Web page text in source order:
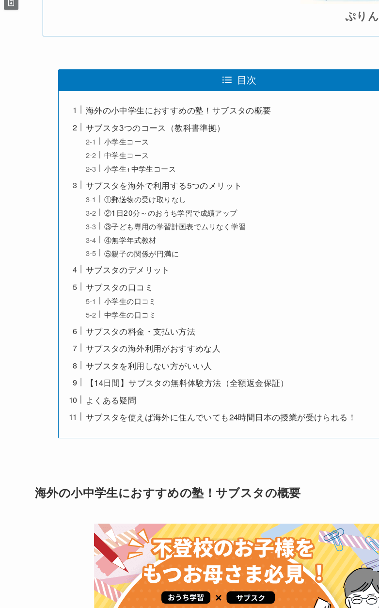
ぷりん
目次
海外の小中学生におすすめの塾！サブスタの概要
サブスタ3つのコース（教科書準拠）
小学生コース
中学生コース
小学生+中学生コース
サブスタを海外で利用する5つのメリット
①郵送物の受け取りなし
②1日20分～のおうち学習で成績アップ
③子ども専用の学習計画表でムリなく学習
④無学年式教材
⑤親子の関係が円満に
サブスタのデメリット
サブスタの口コミ
小学生の口コミ
中学生の口コミ
サブスタの料金・支払い方法
サブスタの海外利用がおすすめな人
サブスタを利用しない方がいい人
【14日間】サブスタの無料体験方法（全額返金保証）
よくある疑問
サブスタを使えば海外に住んでいても24時間日本の授業が受けられる！
海外の小中学生におすすめの塾！サブスタの概要